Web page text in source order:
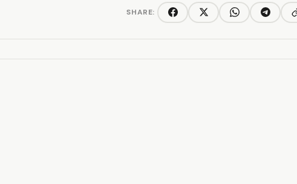
SHARE: FacebookTwitter/XWhatsAppTelegram